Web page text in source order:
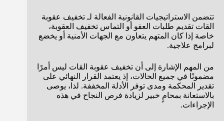
تتضمن الاستراتيجيات القانونية الفعالة لـ تخفيف عقوبة
القات تقديم طلبات العفو أو التماس تخفيف العقوبة،
خاصة إذا كان المتهم يتعاون مع الجهات الأمنية أو يخضع
لبرامج علاجية.
من المهم الإشارة إلى أن تخفيف عقوبة القات ليس أمرًا
مضمونًا في جميع الحالات، إذ يعتمد القرار النهائي على
تقدير المحكمة ومدى توفر الأدلة المخففة. لذا، يوصى
بالاستعانة بمحامٍ خبير لزيادة فرص النجاح في هذه
الإجراءات.